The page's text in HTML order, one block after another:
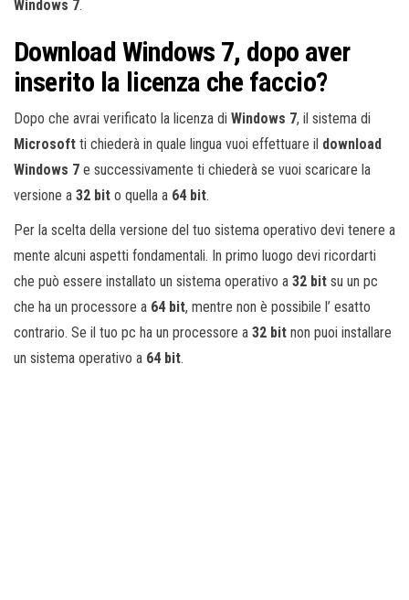
Windows 7.
Download Windows 7, dopo aver
inserito la licenza che faccio?
Dopo che avrai verificato la licenza di Windows 7, il sistema di
Microsoft ti chiederà in quale lingua vuoi effettuare il download
Windows 7 e successivamente ti chiederà se vuoi scaricare la
versione a 32 bit o quella a 64 bit.
Per la scelta della versione del tuo sistema operativo devi tenere a
mente alcuni aspetti fondamentali. In primo luogo devi ricordarti
che può essere installato un sistema operativo a 32 bit su un pc
che ha un processore a 64 bit, mentre non è possibile l’ esatto
contrario. Se il tuo pc ha un processore a 32 bit non puoi installare
un sistema operativo a 64 bit.